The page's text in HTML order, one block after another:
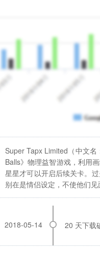
Super Tapx Limited（中文
Balls》物理益智游戏，利用
星星才可以开启后续关卡。
别在是情侣设定，不使他们
2018-05-14